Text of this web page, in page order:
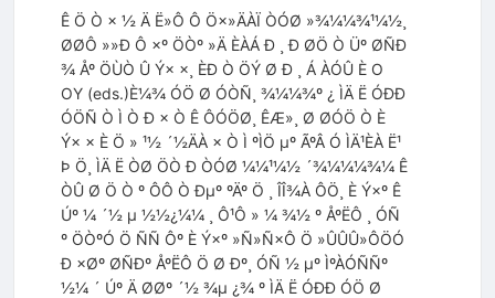
Ê Ö Ò × ½ Ä Ë»Ô Ô Ö×»ÄÀÏ ÒÓØ »¾¼¼¾¹¼½¸
ØØÔ »»Ð Ô ×º ÖÒº »Ä ÈÀÁ Ð ¸ Ð ØÖ Ò Üº ØÑÐ
¾ Åº ÖÙÒ Û Ý× ×¸ ÈÐ Ò ÖÝ Ø Ð ¸ Á ÀÓÛ È O
OY (eds.)È¼¾ ÓÖ Ø ÓÒÑ¸ ¾¼¼¾º ¿ ÌÄ Ë ÓÐÐ
ÓÖÑ Ò Ì Ò Ð × Ò Ê ÔÓÖØ¸ ÊÆ»¸ Ø ØÓÖ Ò È
Ý× × È Ö » ¹½ ´½ÄÀ × Ò Ì ºÌÖ µº ÃºÂ Ó ÌÄ¹ÈÀ Ë¹
Þ Ö¸ ÌÄ Ë ÒØ ÖÒ Ð ÒÓØ ¼¼¹¼½ ´¾¼¼¼¾¼ Ê
ÒÛ Ø Ö Ò º ÔÔ Ò Ðµº ºÄº Ö ¸ ÎÎ¾À ÔÖ¸ È Ý×º Ê
Úº ¼ ´½ µ ½½¿¼¼ ¸ Ô¹Ô » ¼ ¾½ º ÅºËÔ ¸ ÓÑ
º ÖÒºÓ Ö ÑÑ Ôº È Ý×º »Ñ»Ñ×Ô Ö »ÛÛÛ»ÔÖÓ
Ð ×Øº ØÑÐº ÅºËÔ Ö Ø Ðº¸ ÓÑ ½ µº ÌºÀÓÑÑº
½¼ ´ Úº Ä ØØº ´½ ¾µ ¿¾ º ÌÄ Ë ÓÐÐ ÓÖ Ø